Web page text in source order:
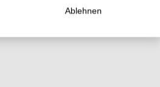
Ablehnen